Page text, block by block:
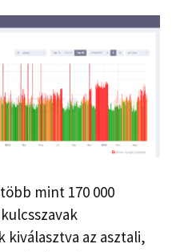
mint 170 000
az asztali,